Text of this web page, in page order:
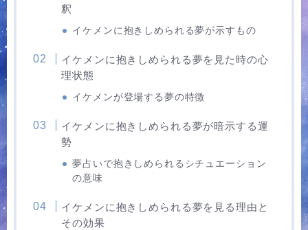
釈
イケメンに抱きしめられる夢が示すもの
イケメンに抱きしめられる夢を見た時の心
理状態
イケメンが登場する夢の特徴
イケメンに抱きしめられる夢が暗示する運
勢
夢占いで抱きしめられるシチュエーション
の意味
イケメンに抱きしめられる夢を見る理由と
その効果